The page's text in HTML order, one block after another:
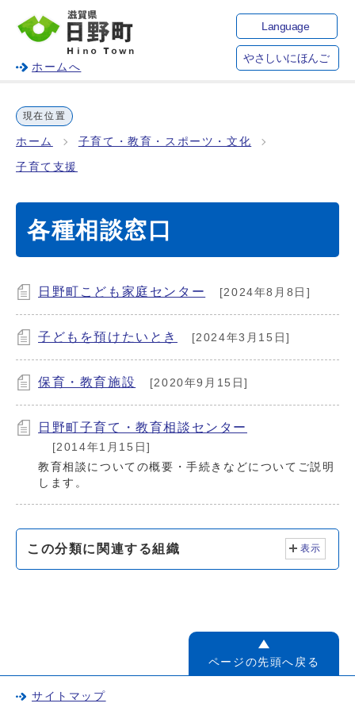
ホームへ
Language
やさしいにほんご
現在位置
ホーム 子育て・教育・スポーツ・文化
子育て支援
各種相談窓口
日野町こども家庭センター [2024年8月8日]
子どもを預けたいとき [2024年3月15日]
保育・教育施設 [2020年9月15日]
日野町子育て・教育相談センター
[2014年1月15日]
教育相談についての概要・手続きなどについてご説明
します。
この分類に関連する組織 表示
ページの先頭へ戻る
サイトマップ